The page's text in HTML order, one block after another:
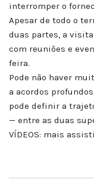
interromper o
Apesar de todo o
duas partes, a
com reuniões e
feira.
Pode não haver
a acordos
pode definir a
— entre as duas
VÍDEOS: mais